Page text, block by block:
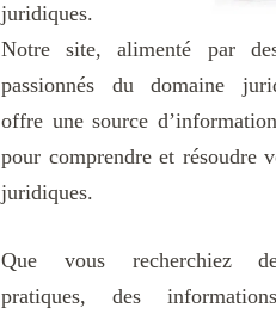
juridiques.
Notre site, alimenté par
passionnés du domaine
offre une source
pour comprendre et résoudre
juridiques.
Que vous recherchiez
pratiques, des